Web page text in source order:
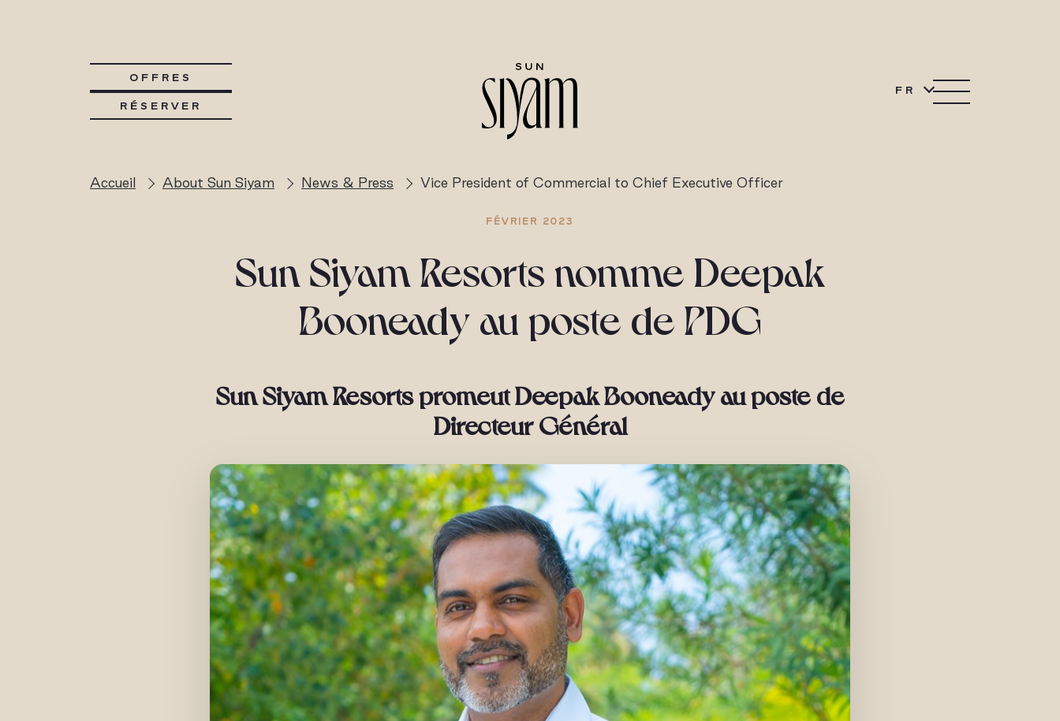
OFFRES
RÉSERVER
FR
Accueil About Sun Siyam News & Press Vice President of Commercial to Chief Executive Officer
FÉVRIER 2023
Sun Siyam Resorts nomme Deepak
Booneady au poste de PDG
Sun Siyam Resorts promeut Deepak Booneady au poste de
Directeur Général